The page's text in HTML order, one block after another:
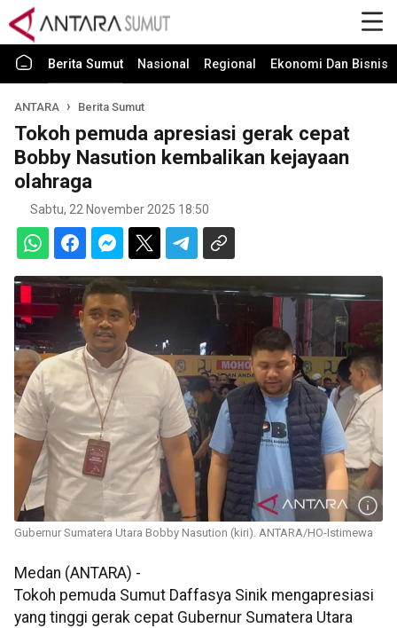
Berita Sumut Nasional Regional Ekonomi Dan Bisnis
ANTARA Berita Sumut
Tokoh pemuda apresiasi gerak cepat
Bobby Nasution kembalikan kejayaan
olahraga
Sabtu, 22 November 2025 18:50
Gubernur Sumatera Utara Bobby Nasution (kiri). ANTARA/HO-Istimewa
Medan (ANTARA) -
Tokoh pemuda Sumut Daffasya Sinik mengapresiasi
yang tinggi gerak cepat Gubernur Sumatera Utara